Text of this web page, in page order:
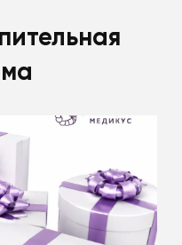
на все
процедуры
2 недели после.
Информацию